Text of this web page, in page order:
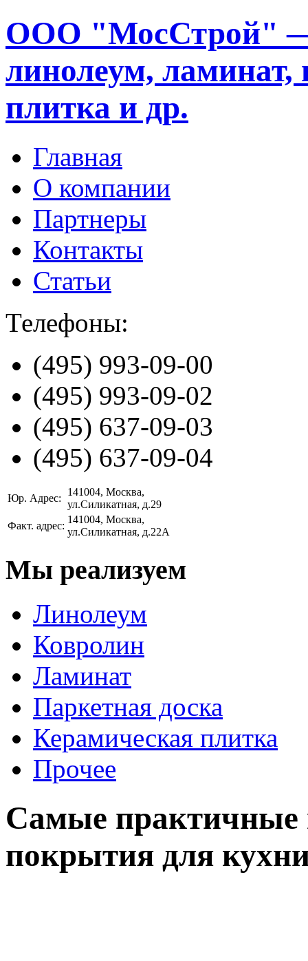
ООО "МосСтрой" —
линолеум, ламинат,
плитка и др.
Главная
О компании
Партнеры
Контакты
Статьи
Телефоны:
(495) 993-09-00
(495) 993-09-02
(495) 637-09-03
(495) 637-09-04
Юр. Адрес:
141004, Москва,
ул.Силикатная, д.29
Факт. адрес:
141004, Москва,
ул.Силикатная, д.22А
Мы реализуем
Линолеум
Ковролин
Ламинат
Паркетная доска
Керамическая плитка
Прочее
Самые практичные
покрытия для